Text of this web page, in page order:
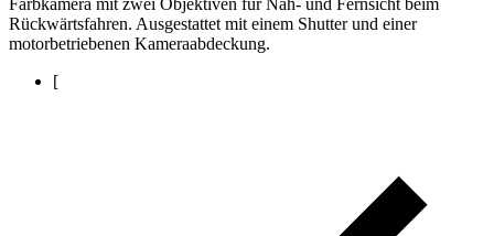
Farbkamera mit zwei Objektiven für Nah- und Fernsicht beim
Rückwärtsfahren. Ausgestattet mit einem Shutter und einer
motorbetriebenen Kameraabdeckung.
[